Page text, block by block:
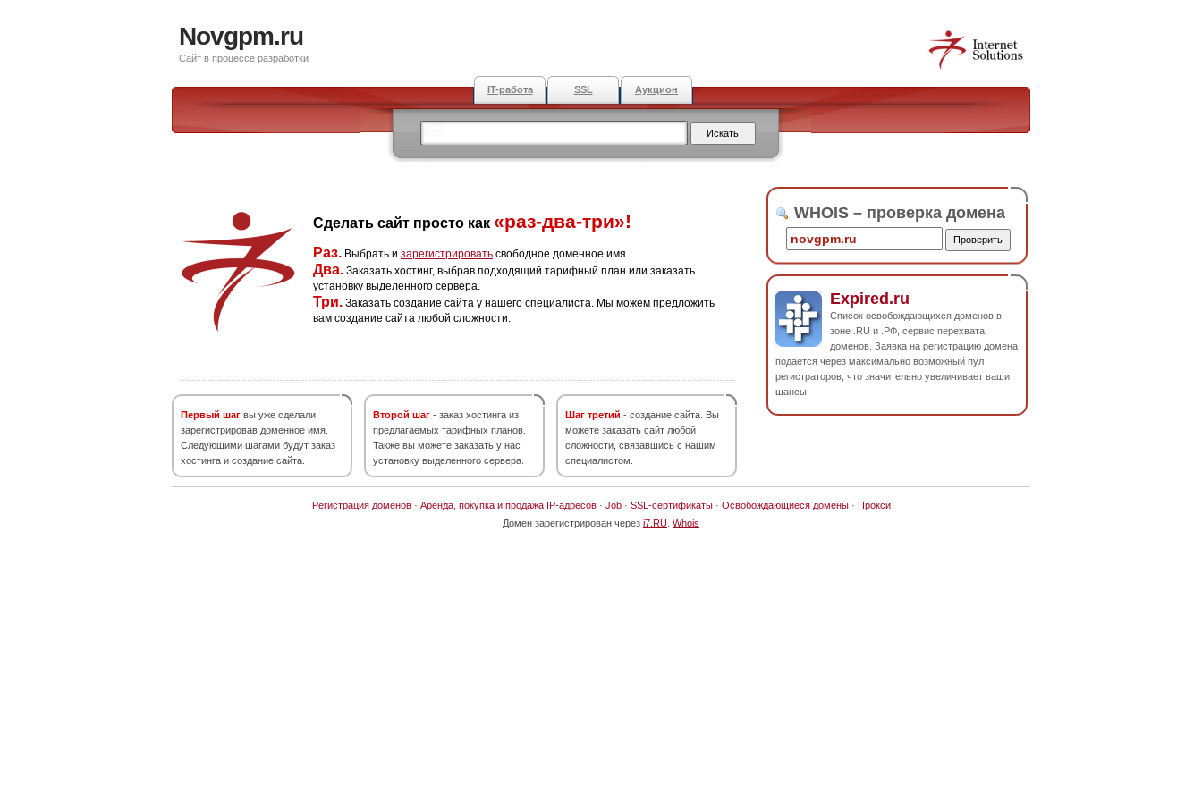
Novgpm.ru
Сайт в процессе разработки
IT-работа SSL Аукцион
Сделать сайт просто как «раз-два-три»!
Раз. Выбрать и зарегистрировать свободное доменное имя.
Два. Заказать хостинг, выбрав подходящий тарифный план или заказать
установку выделенного сервера.
Три. Заказать создание сайта у нашего специалиста. Мы можем предложить
вам создание сайта любой сложности.
Первый шаг вы уже сделали,
зарегистрировав доменное имя.
Следующими шагами будут заказ
хостинга и создание сайта.
Второй шаг - заказ хостинга из
предлагаемых тарифных планов.
Также вы можете заказать у нас
установку выделенного сервера.
Шаг третий - создание сайта. Вы
можете заказать сайт любой
сложности, связавшись с нашим
специалистом.
WHOIS – проверка домена
Expired.ru
Список освобождающихся доменов в
зоне .RU и .РФ, сервис перехвата
доменов. Заявка на регистрацию домена
подается через максимально возможный пул
регистраторов, что значительно увеличивает ваши
шансы.
Регистрация доменов· Аренда, покупка и продажа IP-адресов· Job· SSL-сертификаты· Освобождающиеся домены· Прокси
Домен зарегистрирован через i7.RU Whois